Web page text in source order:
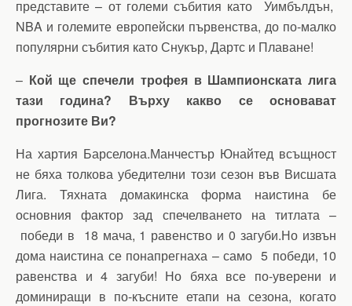
представите – от големи събития като Уимбълдън,
NBA и големите европейски първенства, до по-малко
популярни събития като Снукър, Дартс и Плаване!
– Кой ще спечели трофея в Шампионската лига
тази година? Върху какво се основават
прогнозите Ви?
На хартия Барселона.Манчестър Юнайтед всъщност
не бяха толкова убедителни този сезон във Висшата
Лига. Тяхната домакинска форма наистина бе
основния фактор зад спечелването на титлата –
победи в 18 мача, 1 равенство и 0 загуби.Но извън
дома наистина се понапрегнаха – само 5 победи, 10
равенства и 4 загуби! Но бяха все по-уверени и
доминиращи в по-късните етапи на сезона, когато